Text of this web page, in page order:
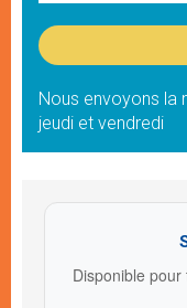
Nous envoyons la
jeudi et vendredi
Disponible